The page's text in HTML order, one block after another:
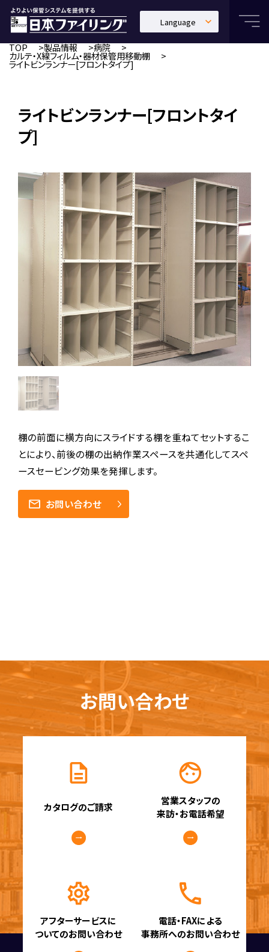
Language
日本語
TOP 製品情報 病院
カルテ・X線フィルム・器材保管用移動棚
ライトビンランナー[フロントタイプ]
ライトビンランナー[フロントタイ
プ]
棚の前面に横方向にスライドする棚を重ねてセットするこ
とにより、前後の棚の出納作業スペースを共通化してスペ
ースセービング効果を発揮します。
お問い合わせ
お問い合わせ
カタログのご請求
営業スタッフの
来訪・お電話希望
アフターサービスに
ついてのお問い合わせ
電話・FAXによる
事務所へのお問い合わせ